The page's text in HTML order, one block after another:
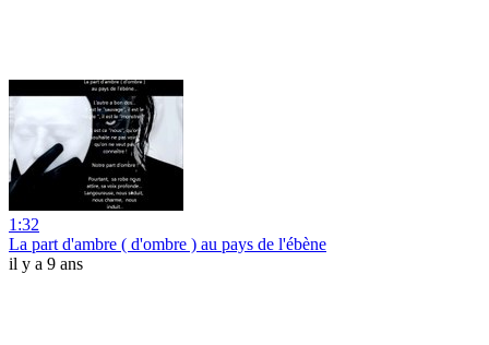
1:32
La part d'ambre ( d'ombre ) au pays de l'ébène
il y a 9 ans